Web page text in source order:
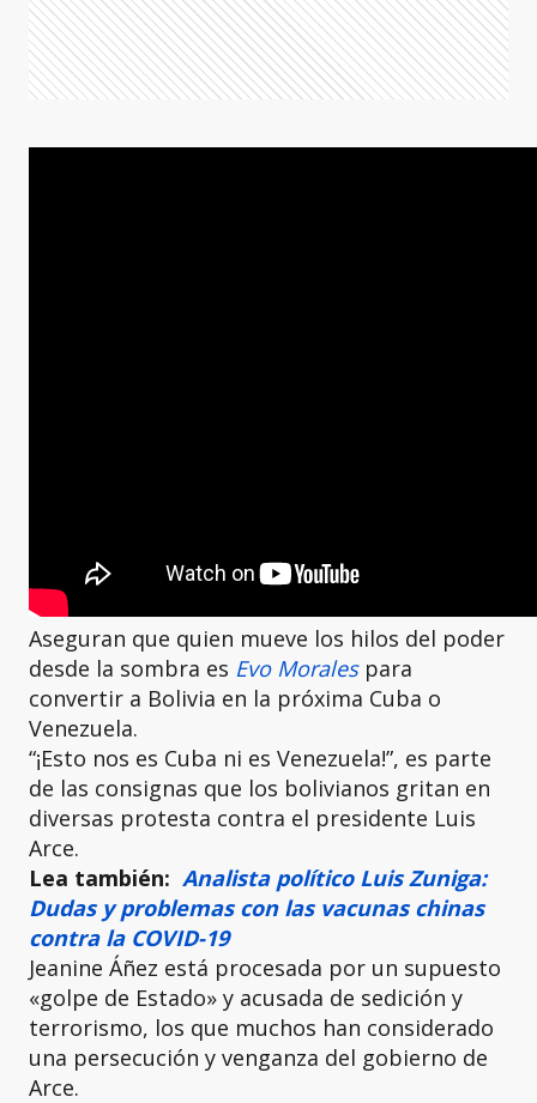
Aseguran que quien mueve los hilos del poder
desde la sombra es Evo Moralespara
convertir a Bolivia en la próxima Cuba o
Venezuela.
“¡Esto nos es Cuba ni es Venezuela!”, es parte
de las consignas que los bolivianos gritan en
diversas protesta contra el presidente Luis
Arce.
Lea también: Analista político Luis Zuniga:
Dudas y problemas con las vacunas chinas
contra la COVID-19
Jeanine Áñez está procesada por un supuesto
«golpe de Estado» y acusada de sedición y
terrorismo, los que muchos han considerado
una persecución y venganza del gobierno de
Arce.